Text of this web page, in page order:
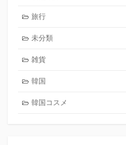
旅行
未分類
雑貨
韓国
韓国コスメ